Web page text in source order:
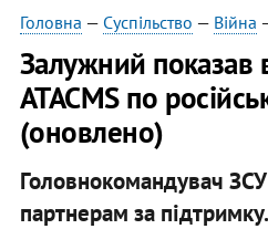
Головна — Суспільство — Війна
Залужний показав
ATACMS по
(оновлено)
Головнокомандувач
партнерам за підтримку.